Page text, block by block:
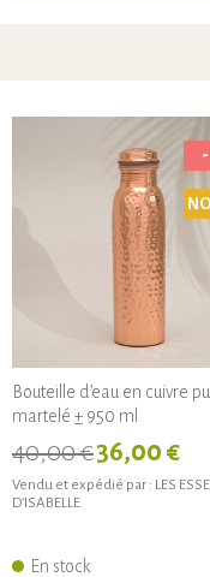
Bouteille d’eau en cuivre
martelé ± 950 ml
40,00 €36,00 €
Vendu et expédié par : LES
D'ISABELLE
En stock